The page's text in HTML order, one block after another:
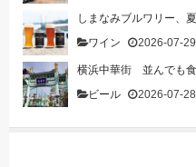
しまなみブルワリー、
ワイン
2026-07-
横浜中華街 並んでも
ビール
2026-07-